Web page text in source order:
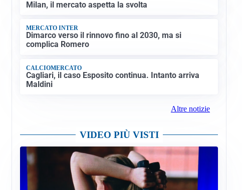
Milan, il mercato aspetta la svolta
MERCATO INTER
Dimarco verso il rinnovo fino al 2030, ma si
complica Romero
CALCIOMERCATO
Cagliari, il caso Esposito continua. Intanto arriva
Maldini
Altre notizie
VIDEO PIÙ VISTI